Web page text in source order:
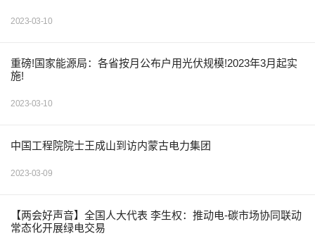
2023-03-10
重磅!国家能源局：各省按月公布户用光伏规模!2023年3月起实
施!
2023-03-10
中国工程院院士王成山到访内蒙古电力集团
2023-03-09
【两会好声音】全国人大代表 李生权：推动电-碳市场协同联动
常态化开展绿电交易